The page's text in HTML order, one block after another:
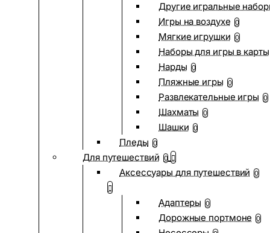
Другие игральные
Игры на воздухе 0
Мягкие игрушки 0
Наборы для игры в карты
Нарды 0
Пляжные игры 0
Развлекательные игры 0
Шахматы 0
Шашки 0
Пледы 0
Для путешествий 0
Аксессуары для путешествий 0
Адаптеры 0
Дорожные портмоне 0